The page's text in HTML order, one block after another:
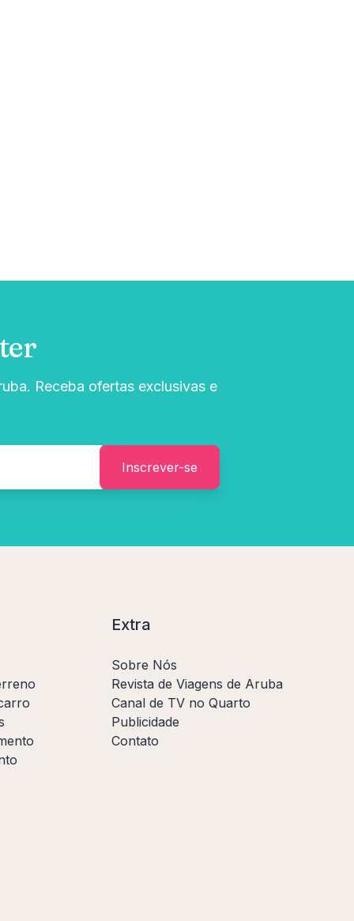
Receba ofertas exclusivas e
Inscrever-se
Extra
Sobre Nós
Revista de Viagens de Aruba
Canal de TV no Quarto
Publicidade
Contato